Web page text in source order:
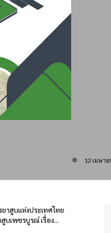
12 เมษา
าสูบแห่งประเทศไทย
บเพชรบูรณ์ เรื่อง...